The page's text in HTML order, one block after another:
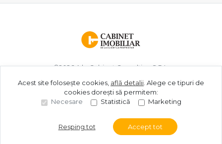
©2026A.b. Cabinet Consulting S.R.L.
Site creat în
Acest site folosește cookies, află detalii Alege ce tipuri de
cookies dorești să permitem:
Necesare
Statistică Marketing
Resping tot Accept tot